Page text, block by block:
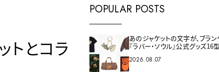
トとコラ
POPULAR POSTS
あのジャケットの文字が、ブラン
『ラバー・ソウル』公式グッズ
2026.08.07